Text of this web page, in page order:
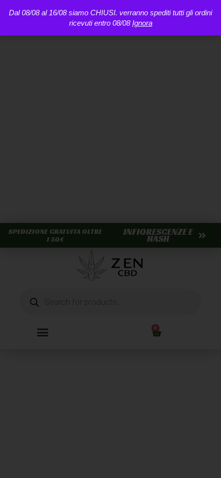
Dal 08/08 al 16/08 siamo CHIUSI. verranno spediti tutti gli ordini
ricevuti entro 08/08Ignora
SPEDIZIONE GRATUITA OLTRE
I 50€
INFIORESCENZE E
HASH
0